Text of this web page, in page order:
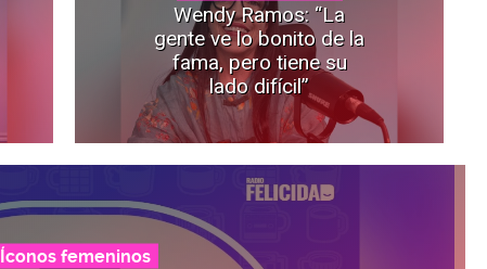
Wendy Ramos: “La
gente ve lo bonito de la
fama, pero tiene su
lado difícil”
Íconos femeninos